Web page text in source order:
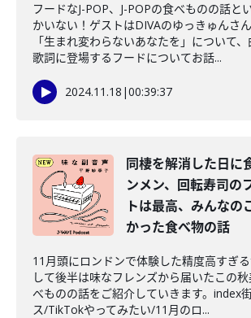
フードなJ-POP、J-POPの食べものの話と
かいない！ゲストはDIVAのゆっきゅんさ
「生まれ変わらないあなたを」について
歌詞に登場するフードについてお話...
2024.11.18 |00:39:37
同棲を解消した日に
ンメン、回転寿司の
トは最高、みんなの
かった食べ物の話
11月頭にロンドンで体験した精度高すぎ
して後半は味なフレンズから届いたこの
べものの話をご紹介していきます。index
ス/TikTokやってみたい/11月のロ...